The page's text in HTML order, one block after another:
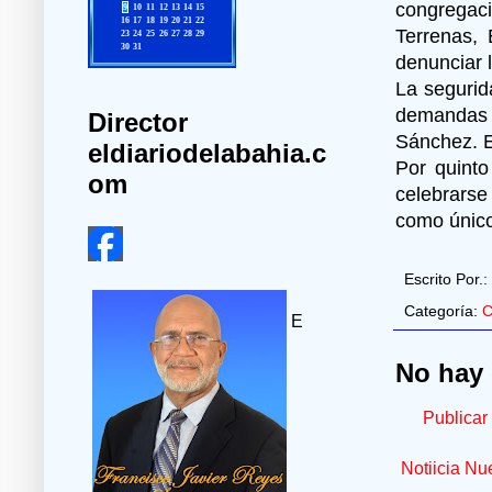
Terrenas,
denunciar
La
Sánchez.
Por
como
Escrito Por.:
Categoría:
No
Notiicia
Director
eldiariodelabahia.c
om
E